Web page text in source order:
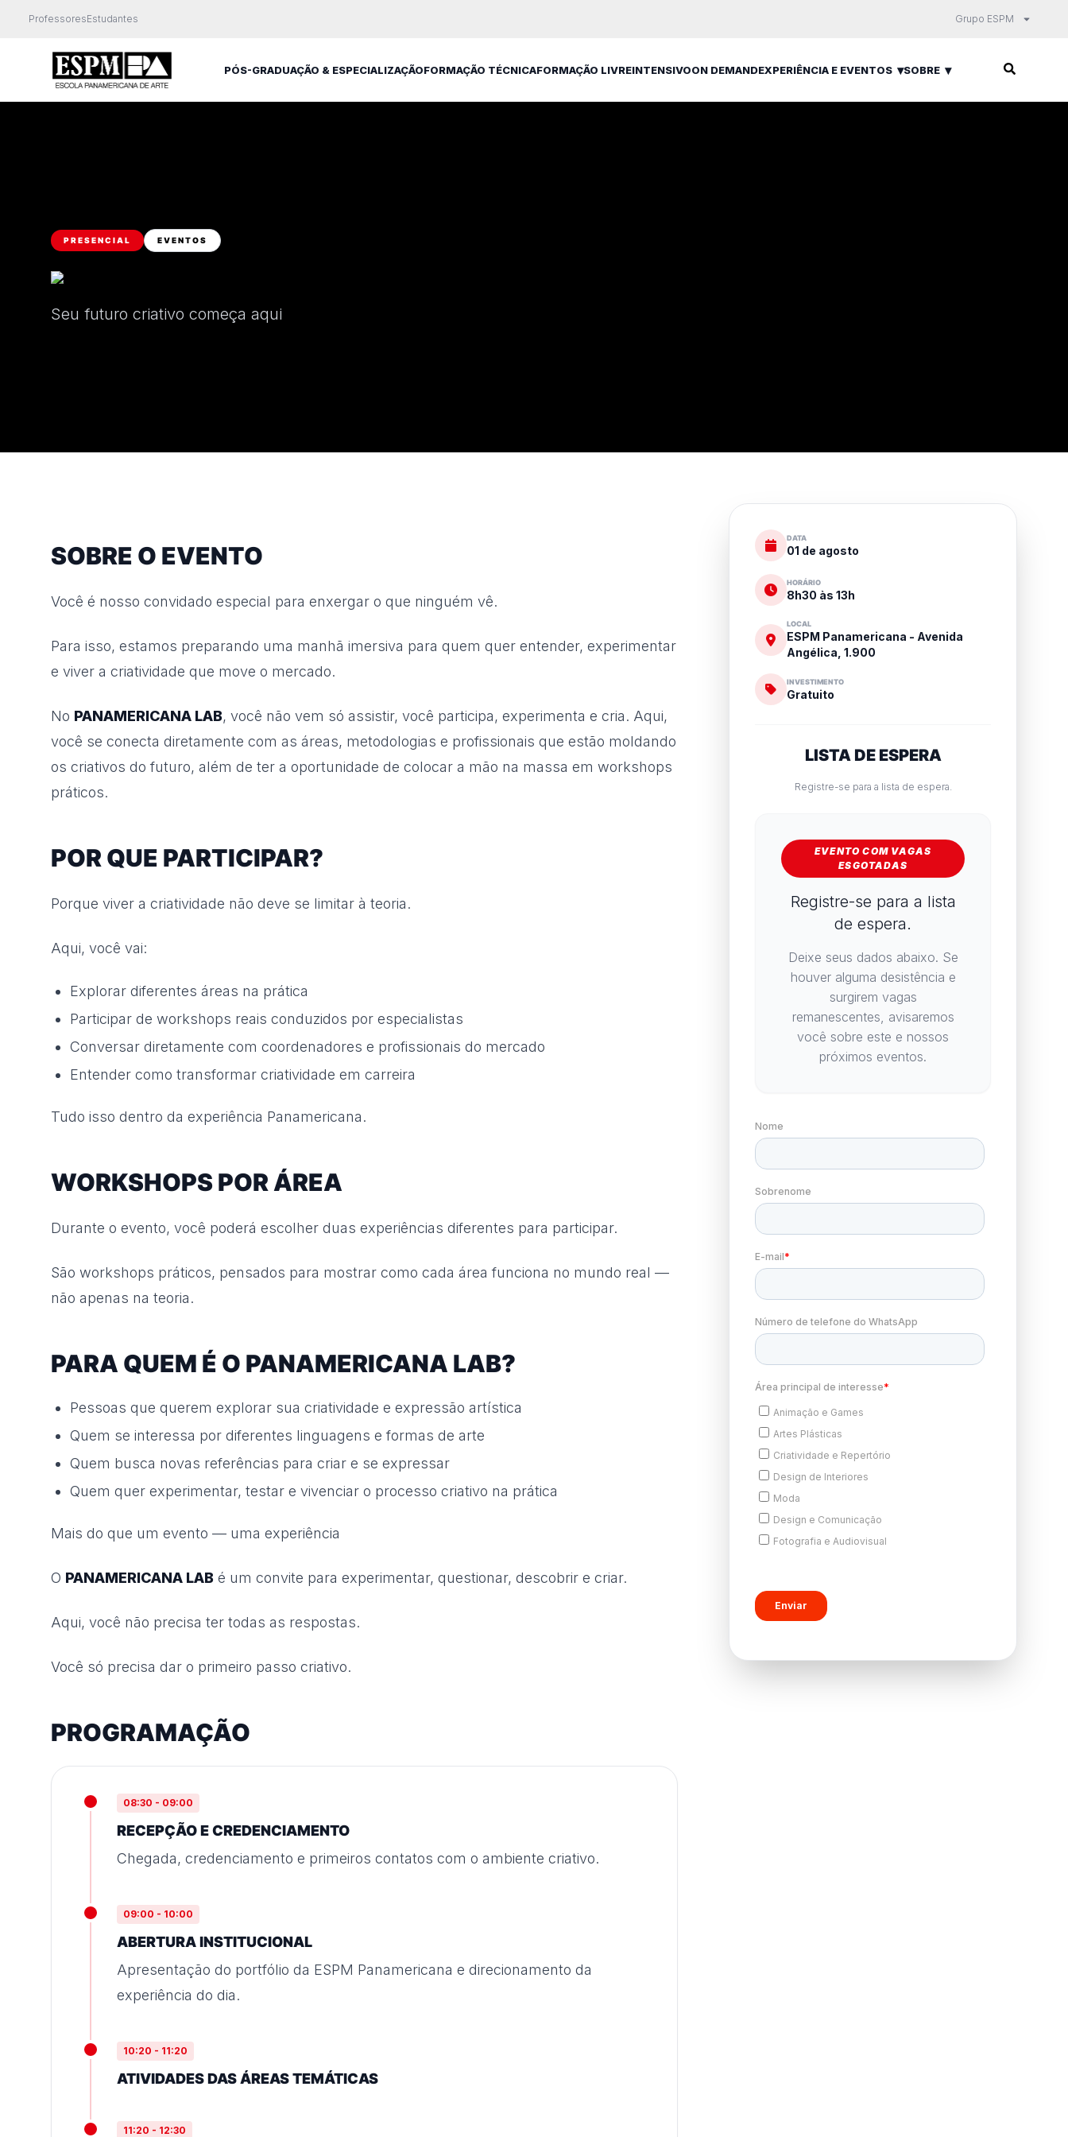
ProfessoresEstudantes Grupo ESPM
PÓS-GRADUAÇÃO & ESPECIALIZAÇÃOFORMAÇÃO TÉCNICAFORMAÇÃO LIVREINTENSIVOON DEMANDEXPERIÊNCIA E EVENTOS SOBRE
PRESENCIAL EVENTOS
Seu futuro criativo começa aqui
SOBRE O EVENTO
Você é nosso convidado especial para enxergar o que ninguém vê.
Para isso, estamos preparando uma manhã imersiva para quem quer entender, experimentar
e viver a criatividade que move o mercado.
No PANAMERICANA LAB, você não vem só assistir, você participa, experimenta e cria. Aqui,
você se conecta diretamente com as áreas, metodologias e profissionais que estão moldando
os criativos do futuro, além de ter a oportunidade de colocar a mão na massa em workshops
práticos.
POR QUE PARTICIPAR?
Porque viver a criatividade não deve se limitar à teoria.
Aqui, você vai:
Explorar diferentes áreas na prática
Participar de workshops reais conduzidos por especialistas
Conversar diretamente com coordenadores e profissionais do mercado
Entender como transformar criatividade em carreira
Tudo isso dentro da experiência Panamericana.
WORKSHOPS POR ÁREA
Durante o evento, você poderá escolher duas experiências diferentes para participar.
São workshops práticos, pensados para mostrar como cada área funciona no mundo real —
não apenas na teoria.
PARA QUEM É O PANAMERICANA LAB?
Pessoas que querem explorar sua criatividade e expressão artística
Quem se interessa por diferentes linguagens e formas de arte
Quem busca novas referências para criar e se expressar
Quem quer experimentar, testar e vivenciar o processo criativo na prática
Mais do que um evento — uma experiência
O PANAMERICANA LAB é um convite para experimentar, questionar, descobrir e criar.
Aqui, você não precisa ter todas as respostas.
Você só precisa dar o primeiro passo criativo.
PROGRAMAÇÃO
08:30 - 09:00
RECEPÇÃO E CREDENCIAMENTO
Chegada, credenciamento e primeiros contatos com o ambiente criativo.
09:00 - 10:00
ABERTURA INSTITUCIONAL
Apresentação do portfólio da ESPM Panamericana e direcionamento da
experiência do dia.
10:20 - 11:20
ATIVIDADES DAS ÁREAS TEMÁTICAS
11:20 - 12:30
DATA
01 de agosto
HORÁRIO
8h30 às 13h
LOCAL
ESPM Panamericana - Avenida
Angélica, 1.900
INVESTIMENTO
Gratuito
LISTA DE ESPERA
Registre-se para a lista de espera.
EVENTO COM VAGAS
ESGOTADAS
Registre-se para a lista
de espera.
Deixe seus dados abaixo. Se
houver alguma desistência e
surgirem vagas
remanescentes, avisaremos
você sobre este e nossos
próximos eventos.